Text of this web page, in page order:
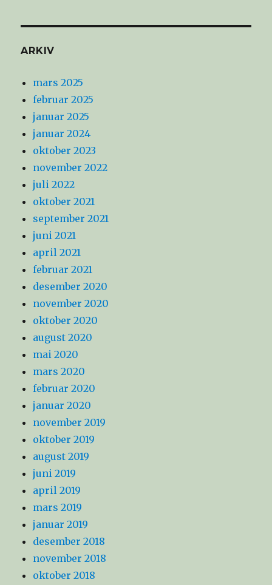
ARKIV
mars 2025
februar 2025
januar 2025
januar 2024
oktober 2023
november 2022
juli 2022
oktober 2021
september 2021
juni 2021
april 2021
februar 2021
desember 2020
november 2020
oktober 2020
august 2020
mai 2020
mars 2020
februar 2020
januar 2020
november 2019
oktober 2019
august 2019
juni 2019
april 2019
mars 2019
januar 2019
desember 2018
november 2018
oktober 2018